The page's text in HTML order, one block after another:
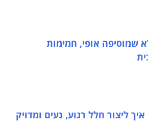
שמוסיפה אופי, חמימות
ליצור חלל רגוע, נעים ומדויק